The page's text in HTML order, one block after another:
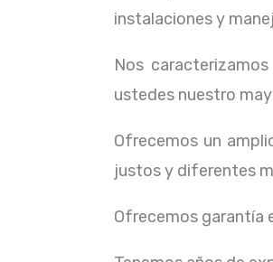
instalaciones y
Nos
ustedes nuestro
Ofrecemos un
justos y diferentes
Ofrecemos garantía